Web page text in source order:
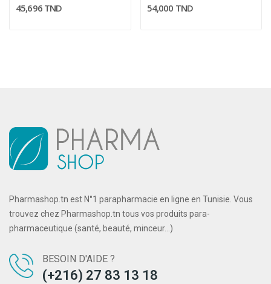
45,696 TND 54,000 TND
Pharmashop.tn est N°1 parapharmacie en ligne en Tunisie. Vous
trouvez chez Pharmashop.tn tous vos produits para-
pharmaceutique (santé, beauté, minceur...)
BESOIN D'AIDE ?
(+216) 27 83 13 18